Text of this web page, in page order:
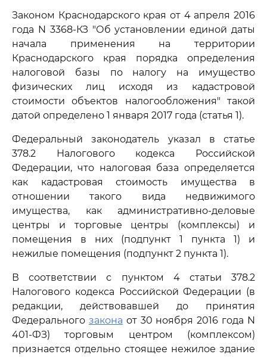
Законом Краснодарского края от 4 апреля 2016
года N 3368-КЗ "Об установлении единой даты
начала применения на территории
Краснодарского края порядка определения
налоговой базы по налогу на имущество
физических лиц исходя из кадастровой
стоимости объектов налогообложения" такой
датой определено 1 января 2017 года (статья 1).
Федеральный законодатель указал в статье
378.2 Налогового кодекса Российской
Федерации, что налоговая база определяется
как кадастровая стоимость имущества в
отношении такого вида недвижимого
имущества, как административно-деловые
центры и торговые центры (комплексы) и
помещения в них (подпункт 1 пункта 1) и
нежилые помещения (подпункт 2 пункта 1).
В соответствии с пунктом 4 статьи 378.2
Налогового кодекса Российской Федерации (в
редакции, действовавшей до принятия
Федерального закона от 30 ноября 2016 года N
401-ФЗ) торговым центром (комплексом)
признается отдельно стоящее нежилое здание